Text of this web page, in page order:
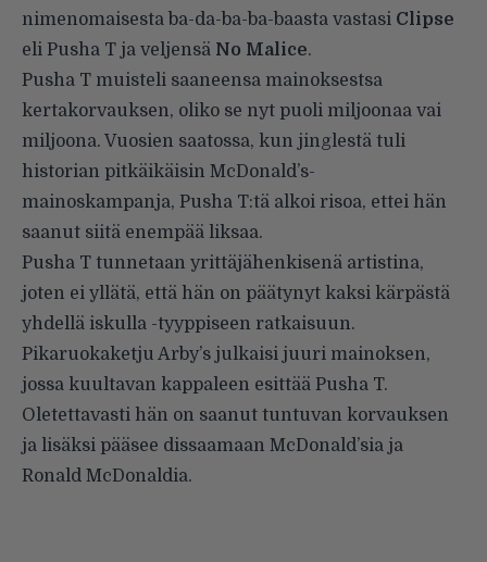
nimenomaisesta ba-da-ba-ba-baasta vastasi Clipse
eli Pusha T ja veljensä No Malice.
Pusha T muisteli saaneensa mainoksestsa
kertakorvauksen, oliko se nyt puoli miljoonaa vai
miljoona. Vuosien saatossa, kun jinglestä tuli
historian pitkäikäisin McDonald’s-
mainoskampanja, Pusha T:tä alkoi risoa, ettei hän
saanut siitä enempää liksaa.
Pusha T tunnetaan yrittäjähenkisenä artistina,
joten ei yllätä, että hän on päätynyt kaksi kärpästä
yhdellä iskulla -tyyppiseen ratkaisuun.
Pikaruokaketju Arby’s julkaisi juuri mainoksen,
jossa kuultavan kappaleen esittää Pusha T.
Oletettavasti hän on saanut tuntuvan korvauksen
ja lisäksi pääsee dissaamaan McDonald’sia ja
Ronald McDonaldia.